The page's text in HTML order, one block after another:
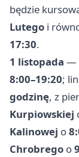
będzie
Lutego i
17:30.
1 listopada —
8:00–19:20;
godzinę, z
Kurpiowskiej
Kalinowej o
Chrobrego o